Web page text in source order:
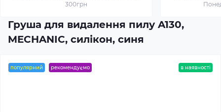
300грн
Груша для видалення пилу A130,
MECHANIC, силікон, синя
популярний рекомендуємо в наявності